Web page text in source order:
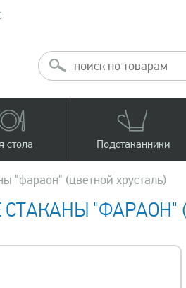
стола Подстаканники
"фараон" (цветной хрусталь)
"ФАРАОН"